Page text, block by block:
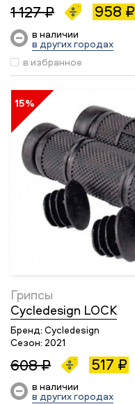
1 127 ₽ 958 ₽
в наличии
в других городах
в избранное
15%
Грипсы
Cycledesign LOCK
Бренд: Cycledesign
Сезон: 2021
608 ₽ 517 ₽
в наличии
в других городах